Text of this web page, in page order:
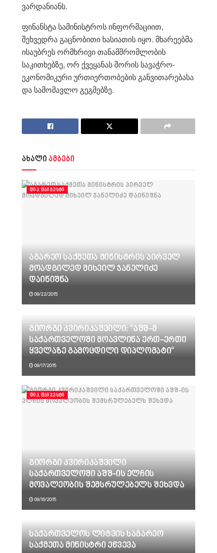
ვარდანიანს.
ფინანსტა სამინისტროს ინფორმაციით,
შეხვედრა გაცნობითი ხასიათის იყო. მხარეებმა
ისაუბრეს ორმხრივი თანამშრომლობის
საკითხებზე, ორ ქვეყანას შორის სავაჭრო-
ეკონომიკური ურთიერთობების განვითარებასა
და სამომავლო გეგმებზე.
ახალი ამბები
ᲓᲘᲞ.ᲓᲐᲘᲯᲔᲡᲢᲘ
აგარეო საქმეთა მინისტრის პირველ
მოადგილედ მიხეილ ჯანელიძე
დაინიშნა
09/22/2015
გიორგი კვირიკაშვილი: “აშშ-მ
საქართველოში მოავლინა ერთ-ერთი
ყველაზე გამოცდილი დიპლომატი“
09/17/2015
ᲓᲘᲞ.ᲓᲐᲘᲯᲔᲡᲢᲘ
გიორგი კვირიკაშვილი
საქართველოში აშშ-ის ელჩის
მოვალეობის შემსრულებელს შეხვდა
09/16/2015
საქართველოს ლიტვის საგარეო
საქმეთა მინისტრი ეწვევა